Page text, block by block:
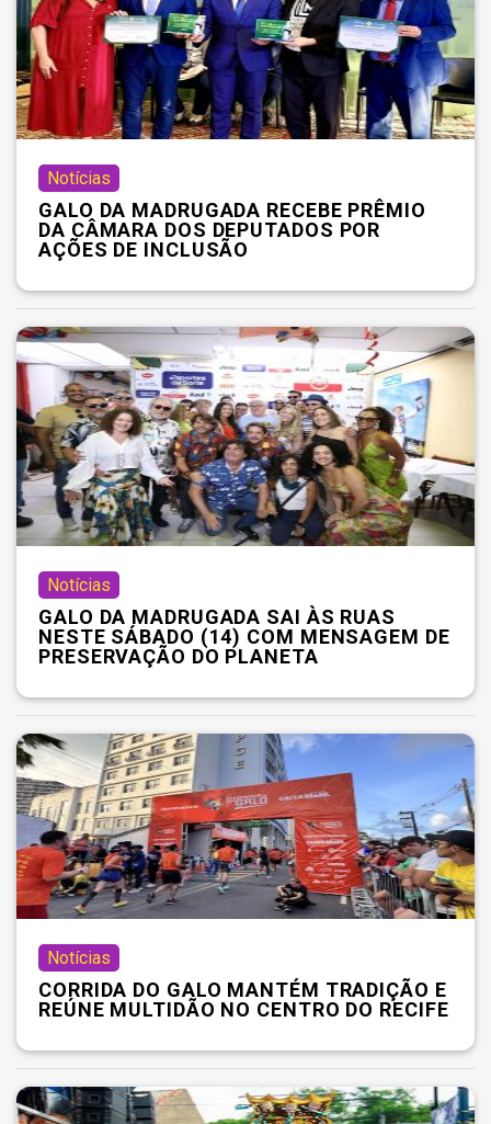
Notícias
GALO DA MADRUGADA RECEBE PRÊMIO
DA CÂMARA DOS DEPUTADOS POR
AÇÕES DE INCLUSÃO
Notícias
GALO DA MADRUGADA SAI ÀS RUAS
NESTE SÁBADO (14) COM MENSAGEM DE
PRESERVAÇÃO DO PLANETA
Notícias
CORRIDA DO GALO MANTÉM TRADIÇÃO E
REÚNE MULTIDÃO NO CENTRO DO RECIFE